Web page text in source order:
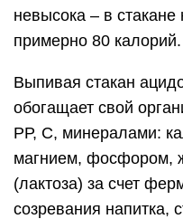
невысока – в стакане
примерно 80 калорий.
Выпивая стакан
обогащает свой
РР, С, минералами:
магнием, фосфором,
(лактоза) за счет
созревания напитка,